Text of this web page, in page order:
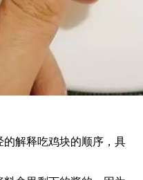
解释吃鸡块的顺序，具